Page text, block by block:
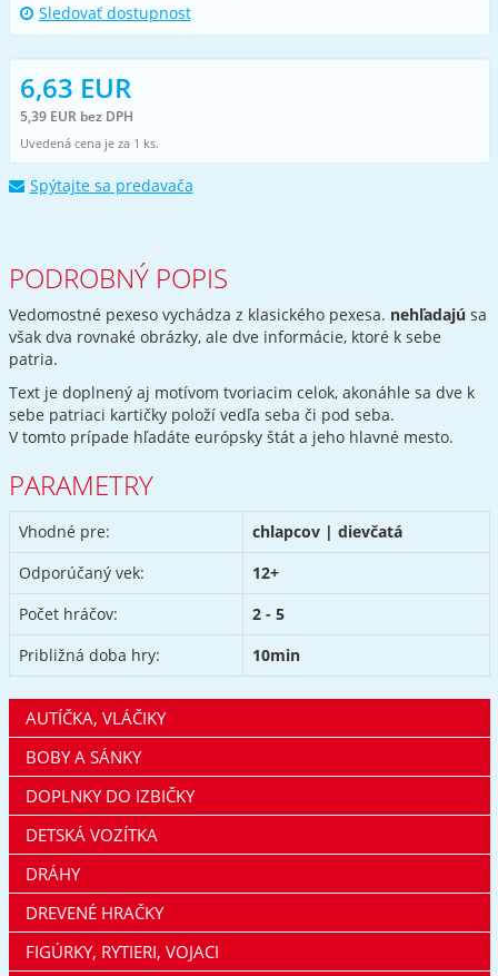
Sledovať dostupnost
6,63 EUR
5,39 EUR bez DPH
Uvedená cena je za 1 ks.
Spýtajte sa predavača
PODROBNÝ POPIS
Vedomostné pexeso vychádza z klasického pexesa. nehľadajú sa
však dva rovnaké obrázky, ale dve informácie, ktoré k sebe
patria.
Text je doplnený aj motívom tvoriacim celok, akonáhle sa dve k
sebe patriaci kartičky položí vedľa seba či pod seba.
V tomto prípade hľadáte európsky štát a jeho hlavné mesto.
PARAMETRY
Vhodné pre:
chlapcov | dievčatá
Odporúčaný vek:
12+
Počet hráčov:
2 - 5
Približná doba hry:
10min
AUTÍČKA, VLÁČIKY
BOBY A SÁNKY
DOPLNKY DO IZBIČKY
DETSKÁ VOZÍTKA
DRÁHY
DREVENÉ HRAČKY
FIGÚRKY, RYTIERI, VOJACI